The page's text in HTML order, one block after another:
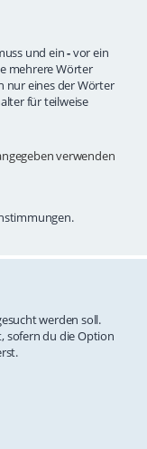
und ein-vor ein
mehrere Wörter
nur eines der Wörter
für teilweise
verwenden
werden soll.
sofern du die Option